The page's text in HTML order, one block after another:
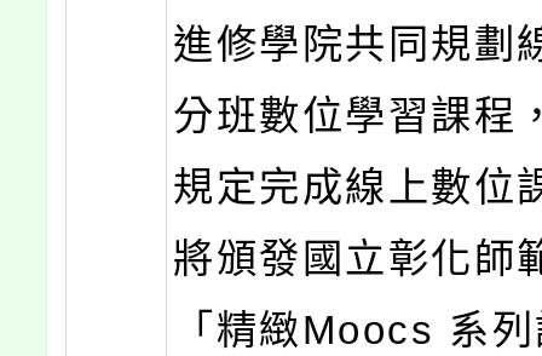
進修學院共同規劃
分班數位學習課程
規定完成線上數位
將頒發國立彰化師
「精緻Moocs 系